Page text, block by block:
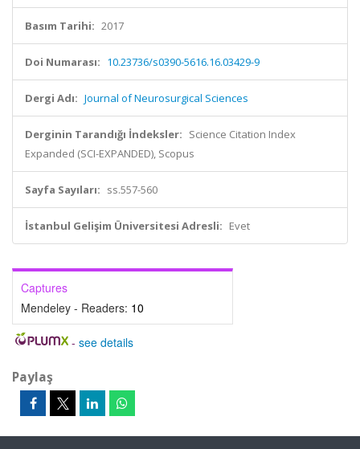
Basım Tarihi: 2017
Doi Numarası: 10.23736/s0390-5616.16.03429-9
Dergi Adı: Journal of Neurosurgical Sciences
Derginin Tarandığı İndeksler: Science Citation Index
Expanded (SCI-EXPANDED), Scopus
Sayfa Sayıları: ss.557-560
İstanbul Gelişim Üniversitesi Adresli: Evet
Captures
Mendeley - Readers: 10
- see details
Paylaş